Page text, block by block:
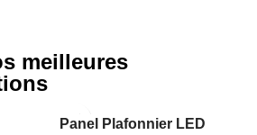
meilleures
Panel Plafonnier LED